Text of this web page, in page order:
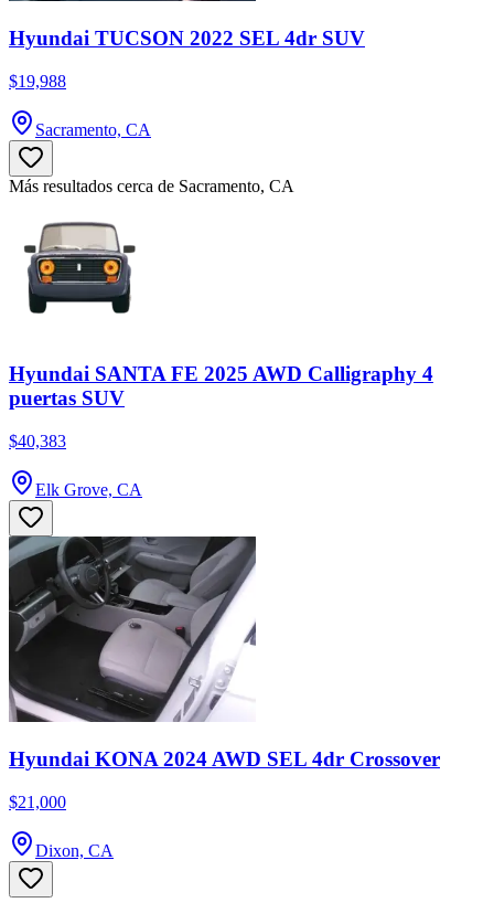
Hyundai TUCSON 2022 SEL 4dr SUV
$19,988
Sacramento, CA
Más resultados cerca de Sacramento, CA
Hyundai SANTA FE 2025 AWD Calligraphy 4
puertas SUV
$40,383
Elk Grove, CA
Hyundai KONA 2024 AWD SEL 4dr Crossover
$21,000
Dixon, CA